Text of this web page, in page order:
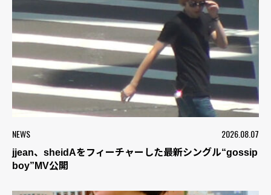
NEWS 2026.08.07
jjean、sheidAをフィーチャーした最新シングル“gossip
boy”MV公開